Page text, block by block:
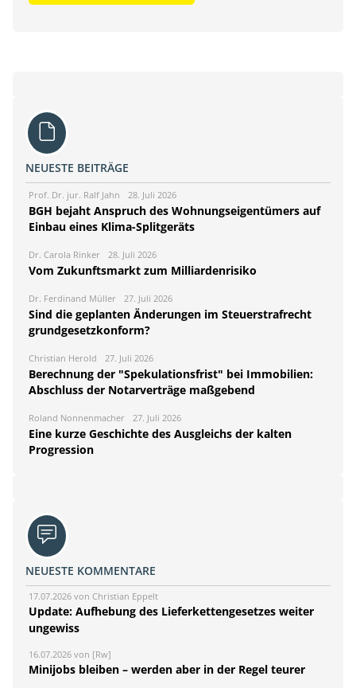
NEUESTE BEITRÄGE
Prof. Dr. jur. Ralf Jahn 28. Juli 2026
BGH bejaht Anspruch des Wohnungseigentümers auf
Einbau eines Klima-Splitgeräts
Dr. Carola Rinker 28. Juli 2026
Vom Zukunftsmarkt zum Milliardenrisiko
Dr. Ferdinand Müller 27. Juli 2026
Sind die geplanten Änderungen im Steuerstrafrecht
grundgesetzkonform?
Christian Herold 27. Juli 2026
Berechnung der "Spekulationsfrist" bei Immobilien:
Abschluss der Notarverträge maßgebend
Roland Nonnenmacher 27. Juli 2026
Eine kurze Geschichte des Ausgleichs der kalten
Progression
NEUESTE KOMMENTARE
17.07.2026 von Christian Eppelt
Update: Aufhebung des Lieferkettengesetzes weiter
ungewiss
16.07.2026 von [Rw]
Minijobs bleiben – werden aber in der Regel teurer